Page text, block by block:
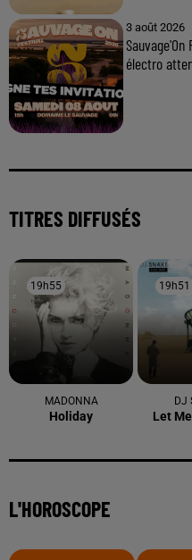
3 août 2026
électro
TITRES DIFFUSÉS
19h55
19h55
MADONNA
Holiday
19h51
19h51
DJ
Let
L'HOROSCOPE